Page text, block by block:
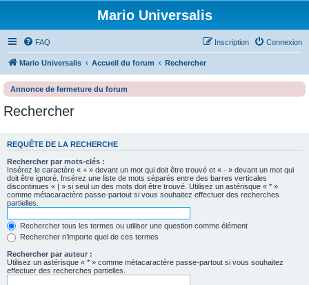
Mario Universalis
FAQ Connexion
Inscription
Mario Universalis Accueil du forum Rechercher
Annonce de fermeture du forum
Rechercher
REQUÊTE DE LA RECHERCHE
Rechercher par mots-clés :
Insérez le caractère « + » devant un mot qui doit être trouvé et « - » devant un mot qui
doit être ignoré. Insérez une liste de mots séparés entre des barres verticales
discontinues « | » si seul un des mots doit être trouvé. Utilisez un astérisque « * »
comme métacaractère passe-partout si vous souhaitez effectuer des recherches
partielles.
Rechercher tous les termes ou utiliser une question comme élément
Rechercher n’importe quel de ces termes
Rechercher par auteur :
Utilisez un astérisque « * » comme métacaractère passe-partout si vous souhaitez
effectuer des recherches partielles.